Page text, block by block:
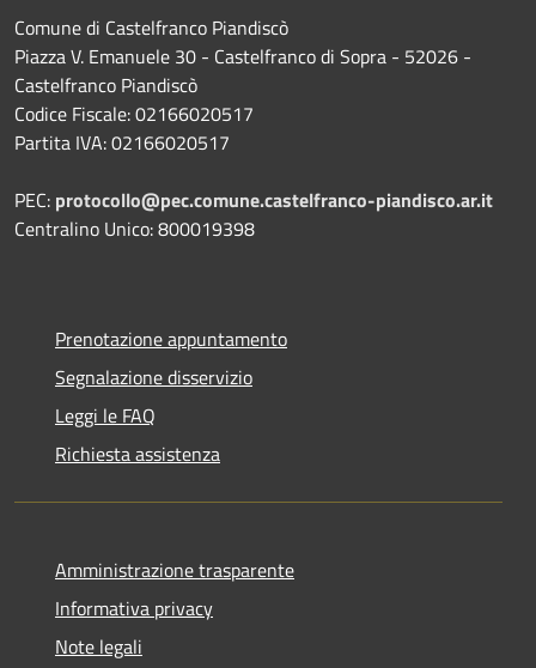
Comune di Castelfranco Piandiscò
Piazza V. Emanuele 30 - Castelfranco di Sopra - 52026 -
Castelfranco Piandiscò
Codice Fiscale: 02166020517
Partita IVA: 02166020517
PEC: protocollo@pec.comune.castelfranco-piandisco.ar.it
Centralino Unico: 800019398
Prenotazione appuntamento
Segnalazione disservizio
Leggi le FAQ
Richiesta assistenza
Amministrazione trasparente
Informativa privacy
Note legali